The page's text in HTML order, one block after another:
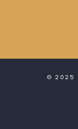
© 2025